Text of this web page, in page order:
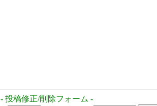
- 投稿修正/削除フォーム -